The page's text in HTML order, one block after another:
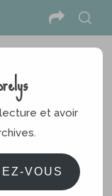
et avoir
VOUS